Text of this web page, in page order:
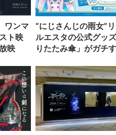
ワンマ
ト映
映
“にじさんじの雨女”
ルエスタの公式グッ
りたたみ傘」がガチ